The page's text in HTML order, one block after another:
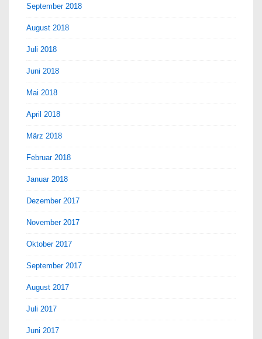
September 2018
August 2018
Juli 2018
Juni 2018
Mai 2018
April 2018
März 2018
Februar 2018
Januar 2018
Dezember 2017
November 2017
Oktober 2017
September 2017
August 2017
Juli 2017
Juni 2017